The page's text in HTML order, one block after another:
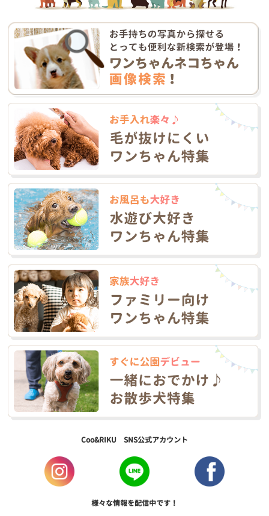
Coo&RIKU SNS公式アカウント
様々な情報を配信中です！